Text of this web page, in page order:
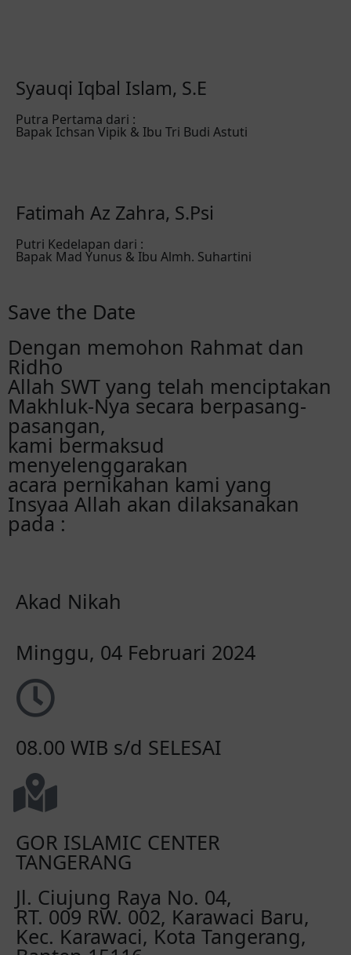
Syauqi Iqbal Islam, S.E
Putra Pertama dari :
Bapak Ichsan Vipik & Ibu Tri Budi Astuti
Fatimah Az Zahra, S.Psi
Putri Kedelapan dari :
Bapak Mad Yunus & Ibu Almh. Suhartini
Save the Date
Dengan memohon Rahmat dan
Ridho
Allah SWT yang telah menciptakan
Makhluk-Nya secara berpasang-
pasangan,
kami bermaksud
menyelenggarakan
acara pernikahan kami yang
Insyaa Allah akan dilaksanakan
pada :
Akad Nikah
Minggu, 04 Februari 2024
08.00 WIB s/d SELESAI
GOR ISLAMIC CENTER
TANGERANG
Jl. Ciujung Raya No. 04,
RT. 009 RW. 002, Karawaci Baru,
Kec. Karawaci, Kota Tangerang,